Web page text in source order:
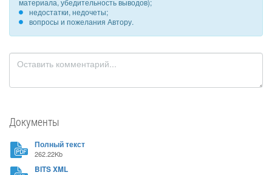
материала, убедительность выводов);
недостатки, недочеты;
вопросы и пожелания Автору.
Документы
Полный текст
262.22Kb
BITS XML